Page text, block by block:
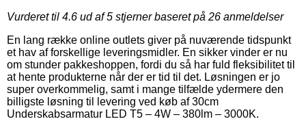
Vurderet til 4.6 ud af 5 stjerner baseret på 26 anmeldelser
En lang række online outlets giver på nuværende tidspunkt
et hav af forskellige leveringsmidler. En sikker vinder er nu
om stunder pakkeshoppen, fordi du så har fuld fleksibilitet til
at hente produkterne når der er tid til det. Løsningen er jo
super overkommelig, samt i mange tilfælde ydermere den
billigste løsning til levering ved køb af 30cm
Underskabsarmatur LED T5 – 4W – 380lm – 3000K.